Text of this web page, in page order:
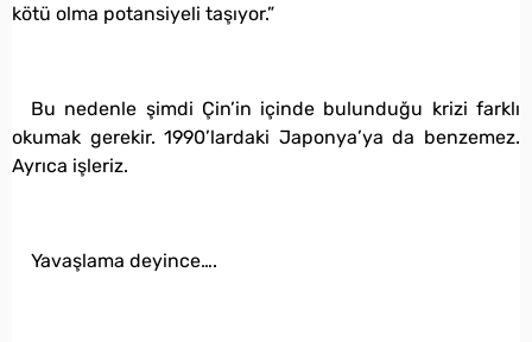
kötü olma potansiyeli taşıyor.”
Bu nedenle şimdi Çin’in içinde bulunduğu krizi farklı
okumak gerekir. 1990’lardaki Japonya’ya da benzemez.
Ayrıca işleriz.
Yavaşlama deyince….